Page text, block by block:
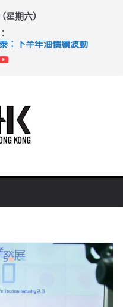
期六）
：下半年油價續波動
德主場館奪錦標